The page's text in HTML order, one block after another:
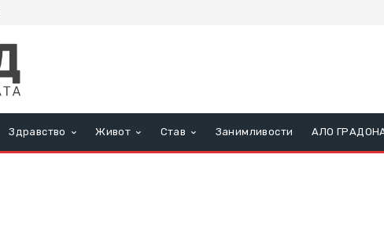
Здравство Живот Став Занимливости АЛО